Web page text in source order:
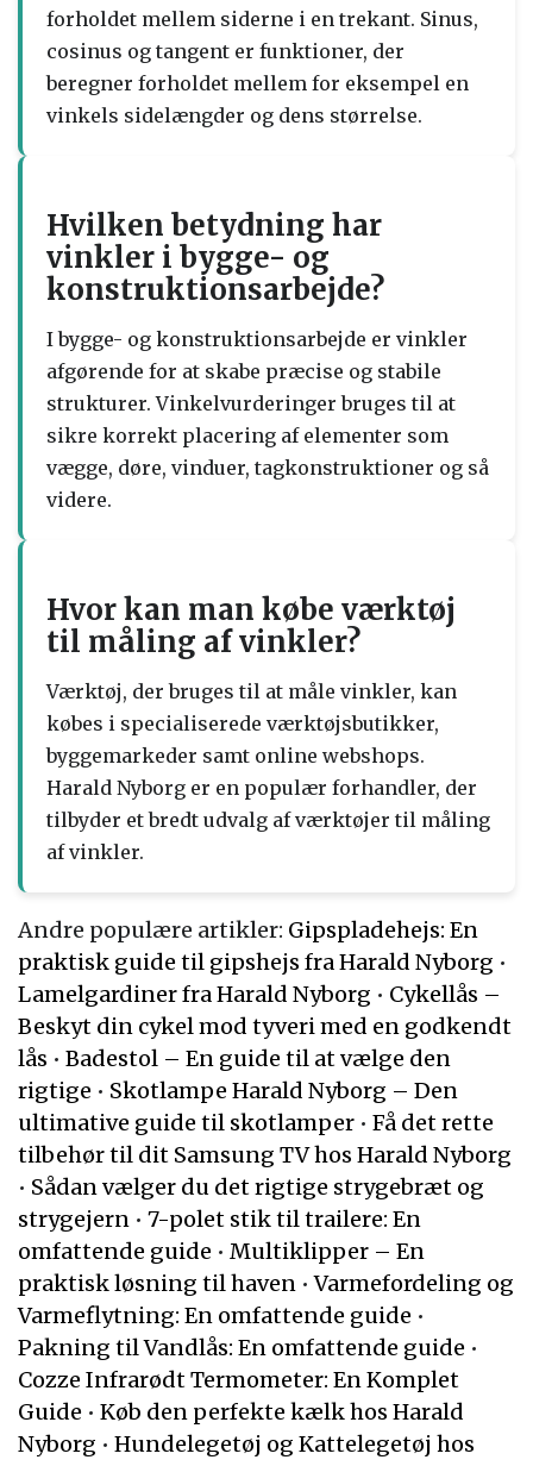
forholdet mellem siderne i en trekant. Sinus,
cosinus og tangent er funktioner, der
beregner forholdet mellem for eksempel en
vinkels sidelængder og dens størrelse.
Hvilken betydning har
vinkler i bygge- og
konstruktionsarbejde?
I bygge- og konstruktionsarbejde er vinkler
afgørende for at skabe præcise og stabile
strukturer. Vinkelvurderinger bruges til at
sikre korrekt placering af elementer som
vægge, døre, vinduer, tagkonstruktioner og så
videre.
Hvor kan man købe værktøj
til måling af vinkler?
Værktøj, der bruges til at måle vinkler, kan
købes i specialiserede værktøjsbutikker,
byggemarkeder samt online webshops.
Harald Nyborg er en populær forhandler, der
tilbyder et bredt udvalg af værktøjer til måling
af vinkler.
Andre populære artikler: Gipspladehejs: En
praktisk guide til gipshejs fra Harald Nyborg •
Lamelgardiner fra Harald Nyborg • Cykellås –
Beskyt din cykel mod tyveri med en godkendt
lås • Badestol – En guide til at vælge den
rigtige • Skotlampe Harald Nyborg – Den
ultimative guide til skotlamper • Få det rette
tilbehør til dit Samsung TV hos Harald Nyborg
• Sådan vælger du det rigtige strygebræt og
strygejern • 7-polet stik til trailere: En
omfattende guide • Multiklipper – En
praktisk løsning til haven •Varmefordeling og
Varmeflytning: En omfattende guide •
Pakning til Vandlås: En omfattende guide •
Cozze Infrarødt Termometer: En Komplet
Guide • Køb den perfekte kælk hos Harald
Nyborg • Hundelegetøj og Kattelegetøj hos